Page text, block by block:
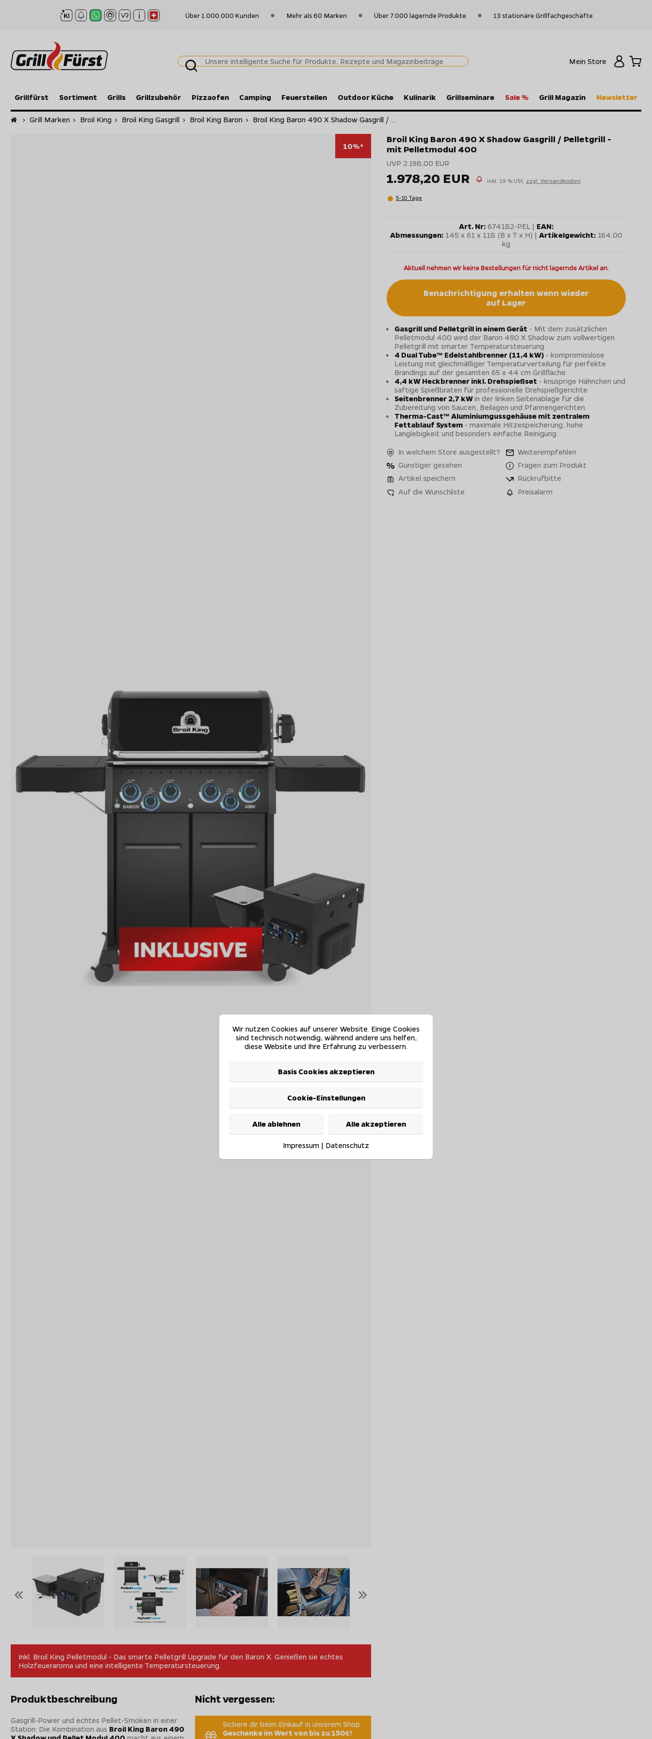
Über 1.000.000 Kunden Mehr als 60 Marken Über 7.000 lagernde Produkte 13 stationäre Grillfachgeschäfte
Mein Store
Grillfürst Sortiment Grills Grillzubehör Pizzaofen Camping Feuerstellen Outdoor Küche Kulinarik Grillseminare Sale % Grill Magazin Newsletter
Startseite
> Grill Marken > Broil King > Broil King Gasgrill > Broil King Baron > Broil King Baron 490 X Shadow Gasgrill / ...
10%*
« »
Broil King Baron 490 X Shadow Gasgrill / Pelletgrill -
mit Pelletmodul 400
UVP 2.198,00 EUR
1.978,20 EUR inkl. 19 % USt, zzgl. Versandkosten
5-10 Tage
Art. Nr:674182-PEL | EAN:
Abmessungen:145 x 61 x 118 (B x T x H) | Artikelgewicht:164,00
kg
Aktuell nehmen wir keine Bestellungen für nicht lagernde Artikel an.
Benachrichtigung erhalten wenn wieder
auf Lager
Gasgrill und Pelletgrill in einem Gerät- Mit dem zusätzlichen
Pelletmodul 400 wird der Baron 490 X Shadow zum vollwertigen
Pelletgrill mit smarter Temperatursteuerung
4 Dual Tube™ Edelstahlbrenner (11,4 kW)- kompromisslose
Leistung mit gleichmäßiger Temperaturverteilung für perfekte
Brandings auf der gesamten 65 x 44 cm Grillfläche
4,4 kW Heckbrenner inkl. Drehspießset- knusprige Hähnchen und
saftige Spießbraten für professionelle Drehspießgerichte
Seitenbrenner 2,7 kWin der linken Seitenablage für die
Zubereitung von Saucen, Beilagen und Pfannengerichten.
Therma-Cast™ Aluminiumgussgehäuse mit zentralem
Fettablauf System- maximale Hitzespeicherung, hohe
Langlebigkeit und besonders einfache Reinigung
In welchem Store ausgestellt?
Weiterempfehlen
Günstiger gesehen
Fragen zum Produkt
Artikel speichern
Rückrufbitte
Auf die Wunschliste
Preisalarm
Inkl. Broil King Pelletmodul - Das smarte Pelletgrill Upgrade für den Baron X. Genießen sie echtes
Holzfeueraroma und eine intelligente Temperatursteuerung.
Produktbeschreibung
Gasgrill-Power und echtes Pellet-Smoken in einer
Station: Die Kombination aus Broil King Baron 490
Nicht vergessen:
Sichere dir beim Einkauf in unserem Shop
Geschenke im Wert von bis zu 150€!
Wir nutzen Cookies auf unserer Website. Einige Cookies
sind technisch notwendig, während andere uns helfen,
diese Website und Ihre Erfahrung zu verbessern.
Basis Cookies akzeptieren
Cookie-Einstellungen
Alle ablehnen Alle akzeptieren
Impressum | Datenschutz